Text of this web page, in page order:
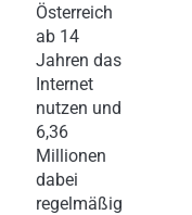
Österreich
ab 14
Jahren das
Internet
nutzen und
6,36
Millionen
dabei
regelmäßig